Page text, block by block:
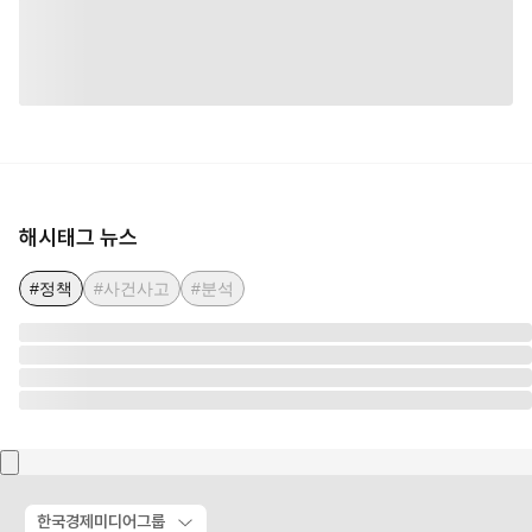
해시태그 뉴스
#정책 #사건사고 #분석
한국경제미디어그룹